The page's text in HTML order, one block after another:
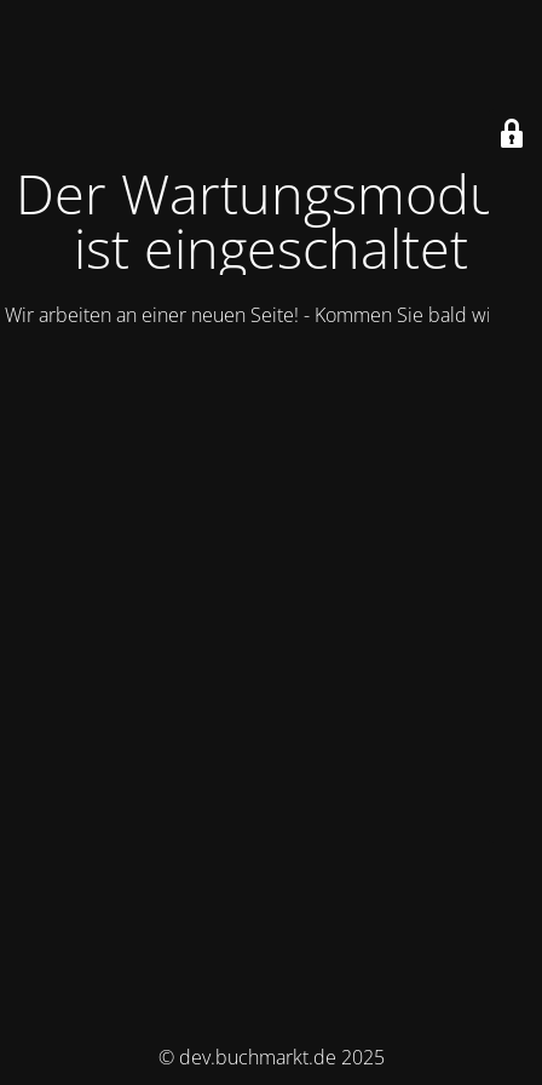
Der Wartungsmodus
ist eingeschaltet
Wir arbeiten an einer neuen Seite! - Kommen Sie bald wieder.
© dev.buchmarkt.de 2025